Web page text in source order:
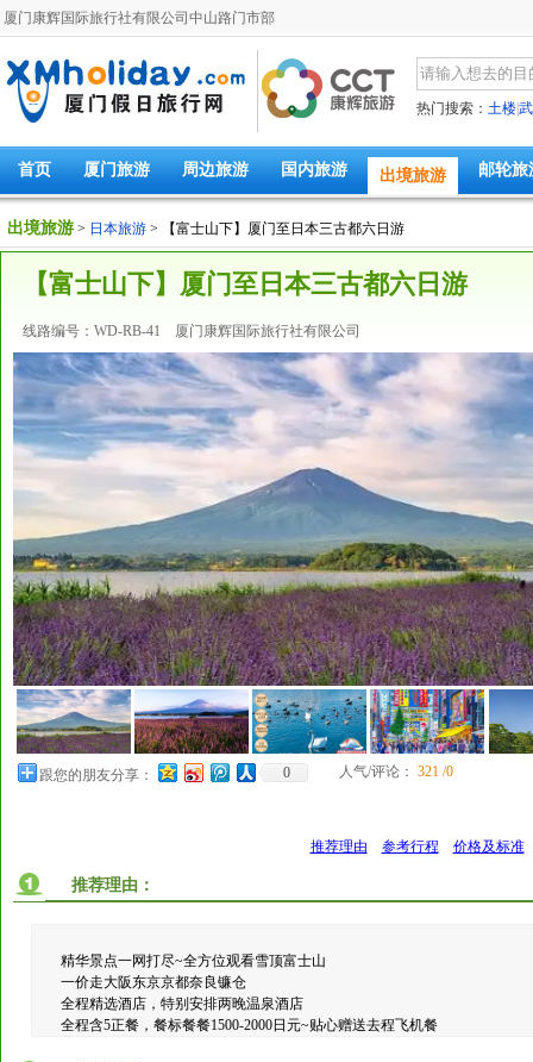
厦门康辉国际旅行社有限公司中山路门市部
热门搜索： 土楼
首页 厦门旅游 周边旅游 国内旅游 出境旅游 邮轮旅
出境旅游 > 日本旅游 > 【富士山下】厦门至日本三古都六日游
【富士山下】厦门至日本三古都六日游
线路编号：WD-RB-41 厦门康辉国际旅行社有限公司
跟您的朋友分享： 0 人气/评论： 321 /0
推荐理由 参考行程 价格及标准
推荐理由：
精华景点一网打尽~全方位观看雪顶富士山
一价走大阪东京京都奈良镰仓
全程精选酒店，特别安排两晚温泉酒店
全程含5正餐，餐标餐餐1500-2000日元~贴心赠送去程飞机餐